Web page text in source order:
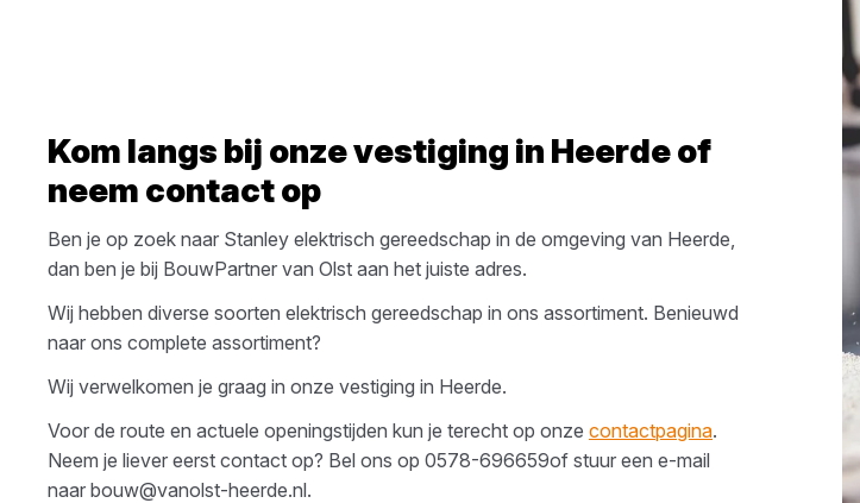
Kom langs bij onze vestiging in Heerdeof
neem contact op
Ben je op zoek naar Stanley elektrisch gereedschap in de omgeving van Heerde
dan ben je bij BouwPartner van Olst aan het juiste adres.
Wij hebben diverse soorten elektrisch gereedschap in ons assortiment. Benieuwd
naar ons complete assortiment?
Wij verwelkomen je graag in onze vestiging in Heerde.
Voor de route en actuele openingstijden kun je terecht op onze contactpagina.
Neem je liever eerst contact op? Bel ons op 0578-696659of stuur een e-mail
naar bouw@vanolst-heerde.nl.